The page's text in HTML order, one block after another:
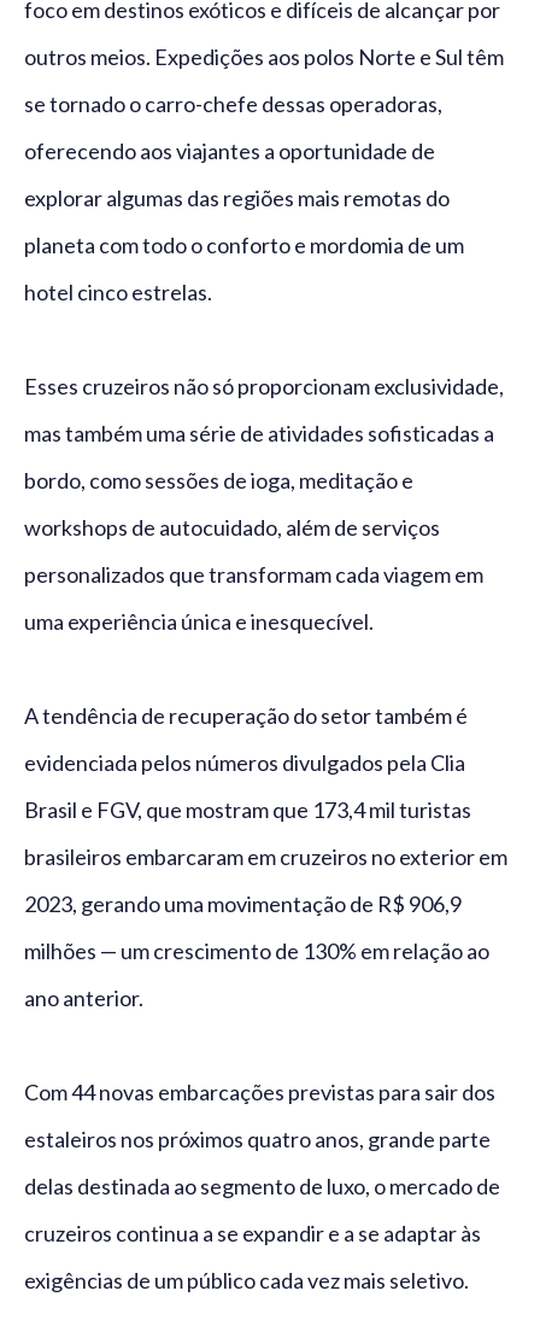
foco em destinos exóticos e difíceis de alcançar por
outros meios. Expedições aos polos Norte e Sul têm
se tornado o carro-chefe dessas operadoras,
oferecendo aos viajantes a oportunidade de
explorar algumas das regiões mais remotas do
planeta com todo o conforto e mordomia de um
hotel cinco estrelas.
Esses cruzeiros não só proporcionam exclusividade,
mas também uma série de atividades sofisticadas a
bordo, como sessões de ioga, meditação e
workshops de autocuidado, além de serviços
personalizados que transformam cada viagem em
uma experiência única e inesquecível.
A tendência de recuperação do setor também é
evidenciada pelos números divulgados pela Clia
Brasil e FGV, que mostram que 173,4 mil turistas
brasileiros embarcaram em cruzeiros no exterior em
2023, gerando uma movimentação de R$ 906,9
milhões — um crescimento de 130% em relação ao
ano anterior.
Com 44 novas embarcações previstas para sair dos
estaleiros nos próximos quatro anos, grande parte
delas destinada ao segmento de luxo, o mercado de
cruzeiros continua a se expandir e a se adaptar às
exigências de um público cada vez mais seletivo.